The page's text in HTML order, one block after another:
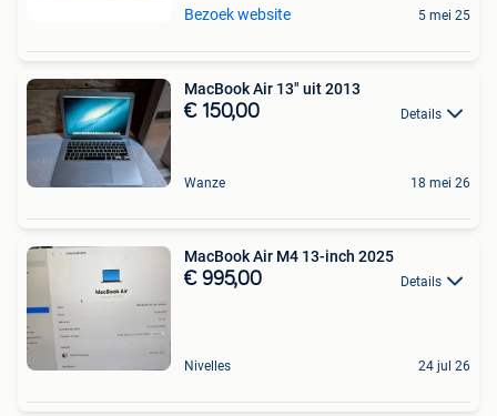
Bezoek website 5 mei 25
MacBook Air 13" uit 2013
€ 150,00 Details
Wanze 18 mei 26
MacBook Air M4 13-inch 2025
€ 995,00 Details
Nivelles 24 jul 26